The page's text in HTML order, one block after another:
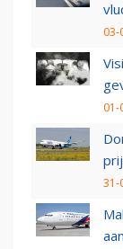
03-
01-
31-